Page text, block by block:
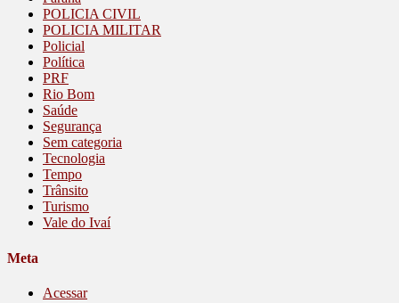
POLICIA CIVIL
POLICIA MILITAR
Policial
Política
PRF
Rio Bom
Saúde
Segurança
Sem categoria
Tecnologia
Tempo
Trânsito
Turismo
Vale do Ivaí
Meta
Acessar